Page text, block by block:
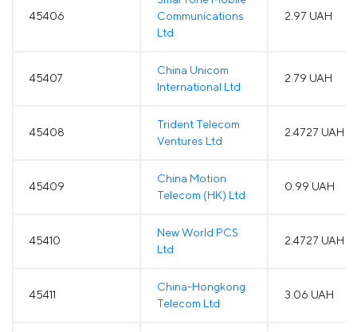
45406
Communications
Ltd
2.97 UAH
45407
China Unicom
International Ltd
2.79 UAH
45408
Trident Telecom
Ventures Ltd
2.4727 UAH
45409
China Motion
Telecom (HK) Ltd
0.99 UAH
45410
New World PCS
Ltd
2.4727 UAH
45411
China-Hongkong
Telecom Ltd
3.06 UAH